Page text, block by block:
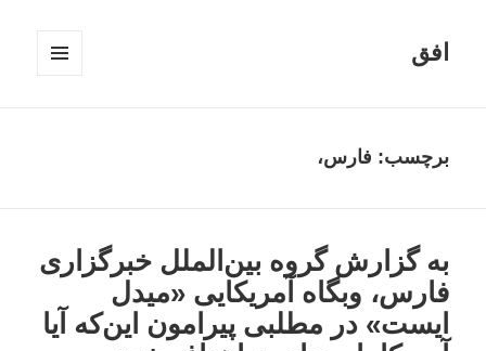
افق
برچسب: فارس،
به گزارش گروه بین‌الملل خبرگزاری
فارس، وبگاه آمریکایی «میدل
ایست» در مطلبی پیرامون این‌که آیا